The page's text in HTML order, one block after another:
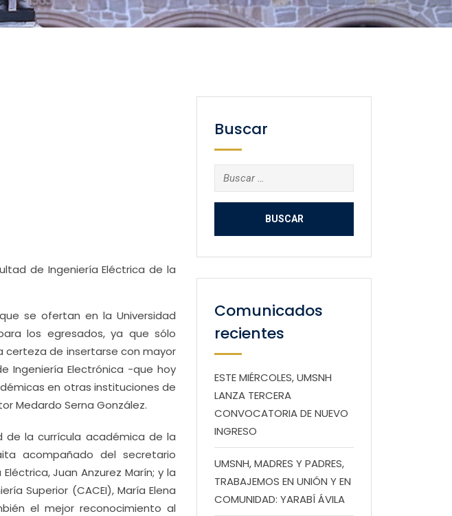
de Ingeniería Eléctrica de la
se ofertan en la Universidad
los egresados, ya que sólo
certeza de insertarse con mayor
Ingeniería Electrónica -que hoy
en otras instituciones de
Medardo Serna González.
la currícula académica de la
acompañado del secretario
Juan Anzurez Marín; y la
Superior (CACEI), María Elena
el mejor reconocimiento al
Buscar
Buscar:
Comunicados
recientes
ESTE MIÉRCOLES, UMSNH
LANZA TERCERA
CONVOCATORIA DE NUEVO
INGRESO
UMSNH, MADRES Y PADRES,
TRABAJEMOS EN UNIÓN Y EN
COMUNIDAD: YARABÍ ÁVILA